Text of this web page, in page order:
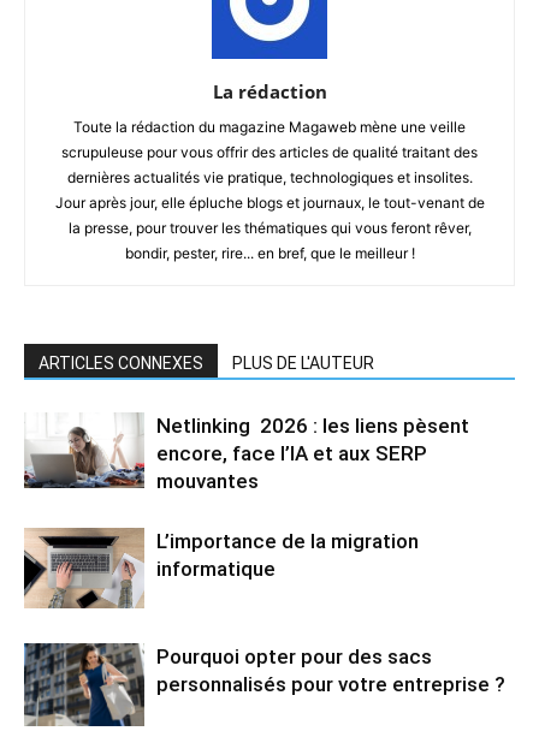
La rédaction
Toute la rédaction du magazine Magaweb mène une veille
scrupuleuse pour vous offrir des articles de qualité traitant des
dernières actualités vie pratique, technologiques et insolites.
Jour après jour, elle épluche blogs et journaux, le tout-venant de
la presse, pour trouver les thématiques qui vous feront rêver,
bondir, pester, rire... en bref, que le meilleur !
ARTICLES CONNEXES PLUS DE L'AUTEUR
Netlinking 2026 : les liens pèsent
encore, face l’IA et aux SERP
mouvantes
L’importance de la migration
informatique
Pourquoi opter pour des sacs
personnalisés pour votre entreprise ?